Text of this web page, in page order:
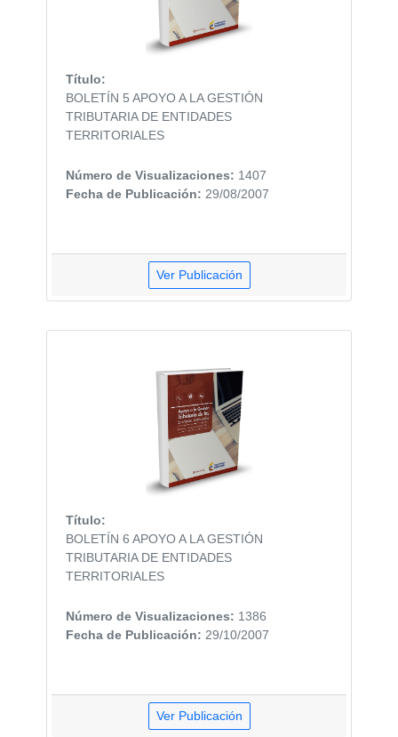
Título:
BOLETÍN 5 APOYO A LA GESTIÓN
TRIBUTARIA DE ENTIDADES
TERRITORIALES
Número de Visualizaciones: 1407
Fecha de Publicación: 29/08/2007
Ver Publicación
Título:
BOLETÍN 6 APOYO A LA GESTIÓN
TRIBUTARIA DE ENTIDADES
TERRITORIALES
Número de Visualizaciones: 1386
Fecha de Publicación: 29/10/2007
Ver Publicación